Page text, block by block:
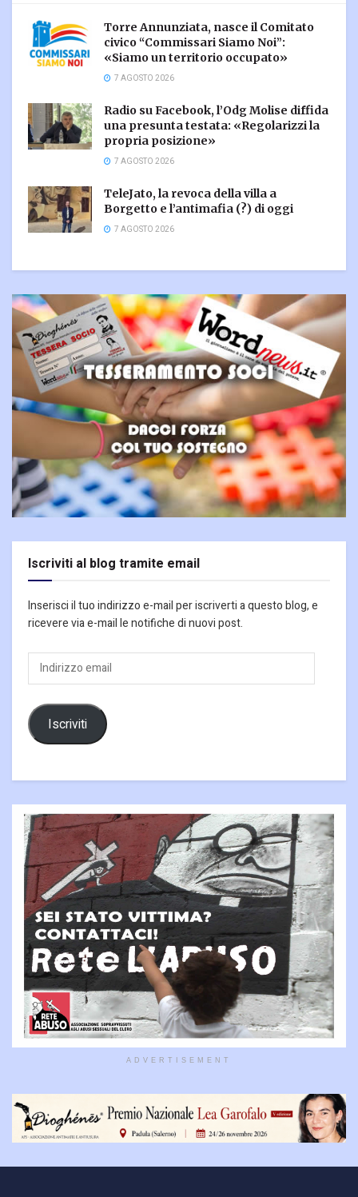
Torre Annunziata, nasce il Comitato
civico “Commissari Siamo Noi”:
«Siamo un territorio occupato»
7 AGOSTO 2026
Radio su Facebook, l’Odg Molise diffida
una presunta testata: «Regolarizzi la
propria posizione»
7 AGOSTO 2026
TeleJato, la revoca della villa a
Borgetto e l’antimafia (?) di oggi
7 AGOSTO 2026
Iscriviti al blog tramite email
Inserisci il tuo indirizzo e-mail per iscriverti a questo blog, e
ricevere via e-mail le notifiche di nuovi post.
Indirizzo
email
Iscriviti
ADVERTISEMENT